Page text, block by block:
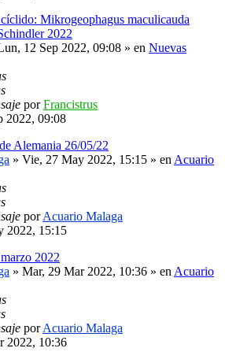
Mikrogeophagus maculicauda
2022
12 Sep 2022, 09:08 » en Nuevas
porFrancistrus
2022, 09:08
Alemania 26/05/22
» Vie, 27 May 2022, 15:15 » en Acuario
porAcuario Malaga
2022, 15:15
2022
» Mar, 29 Mar 2022, 10:36 » en Acuario
porAcuario Malaga
2022, 10:36